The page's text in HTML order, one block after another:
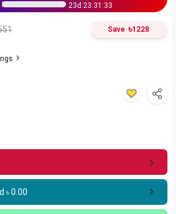
23d:23:31 :32
Save ৳1228
৳0.00